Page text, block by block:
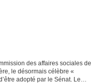
des affaires sociales de
le désormais célèbre «
adopté par le Sénat. Le